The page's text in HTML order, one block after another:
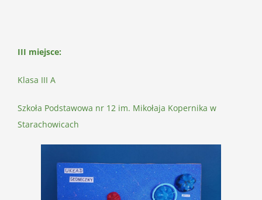
III miejsce:
Klasa III A
Szkoła Podstawowa nr 12 im. Mikołaja Kopernika w
Starachowicach